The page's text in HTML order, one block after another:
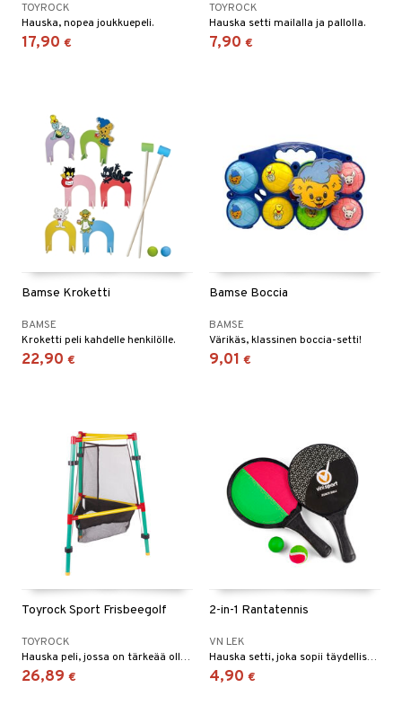
TOYROCK
Hauska, nopea joukkuepeli.
17,90 €
TOYROCK
Hauska setti mailalla ja pallolla.
7,90 €
Bamse Kroketti
BAMSE
Kroketti peli kahdelle henkilölle.
22,90 €
Bamse Boccia
BAMSE
Värikäs, klassinen boccia-setti!
9,01 €
Toyrock Sport Frisbeegolf
TOYROCK
Hauska peli, jossa on tärkeää olla tarkka!
26,89 €
2-in-1 Rantatennis
VN LEK
Hauska setti, joka sopii täydellisesti rannalle!
4,90 €